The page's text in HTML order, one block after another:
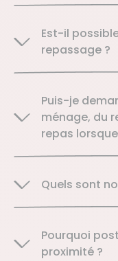
Est-il
repassage ?
Puis-je
ménage, du
repas
Quels sont
Pourquoi
proximité ?